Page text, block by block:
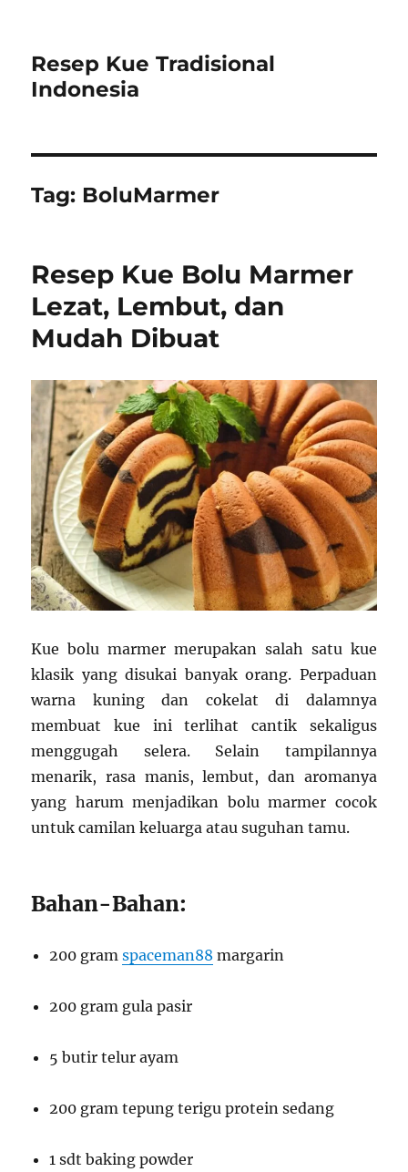
Resep Kue Tradisional
Indonesia
Tag: BoluMarmer
Resep Kue Bolu Marmer
Lezat, Lembut, dan
Mudah Dibuat
Kue bolu marmer merupakan salah satu kue
klasik yang disukai banyak orang. Perpaduan
warna kuning dan cokelat di dalamnya
membuat kue ini terlihat cantik sekaligus
menggugah selera. Selain tampilannya
menarik, rasa manis, lembut, dan aromanya
yang harum menjadikan bolu marmer cocok
untuk camilan keluarga atau suguhan tamu.
Bahan-Bahan:
200 gramspaceman88 margarin
200 gram gula pasir
5 butir telur ayam
200 gram tepung terigu protein sedang
1 sdt baking powder